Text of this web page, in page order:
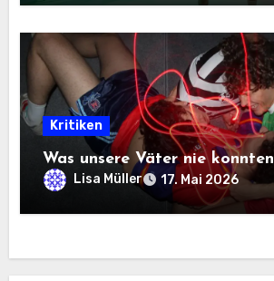
Kritiken
Was unsere Väter nie konnten
Lisa Müller 17. Mai 2026